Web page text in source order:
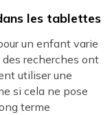
les tablettes
un enfant varie
recherches ont
utiliser une
si cela ne pose
terme